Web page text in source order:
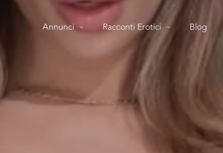
Annunci Racconti Erotici Blog